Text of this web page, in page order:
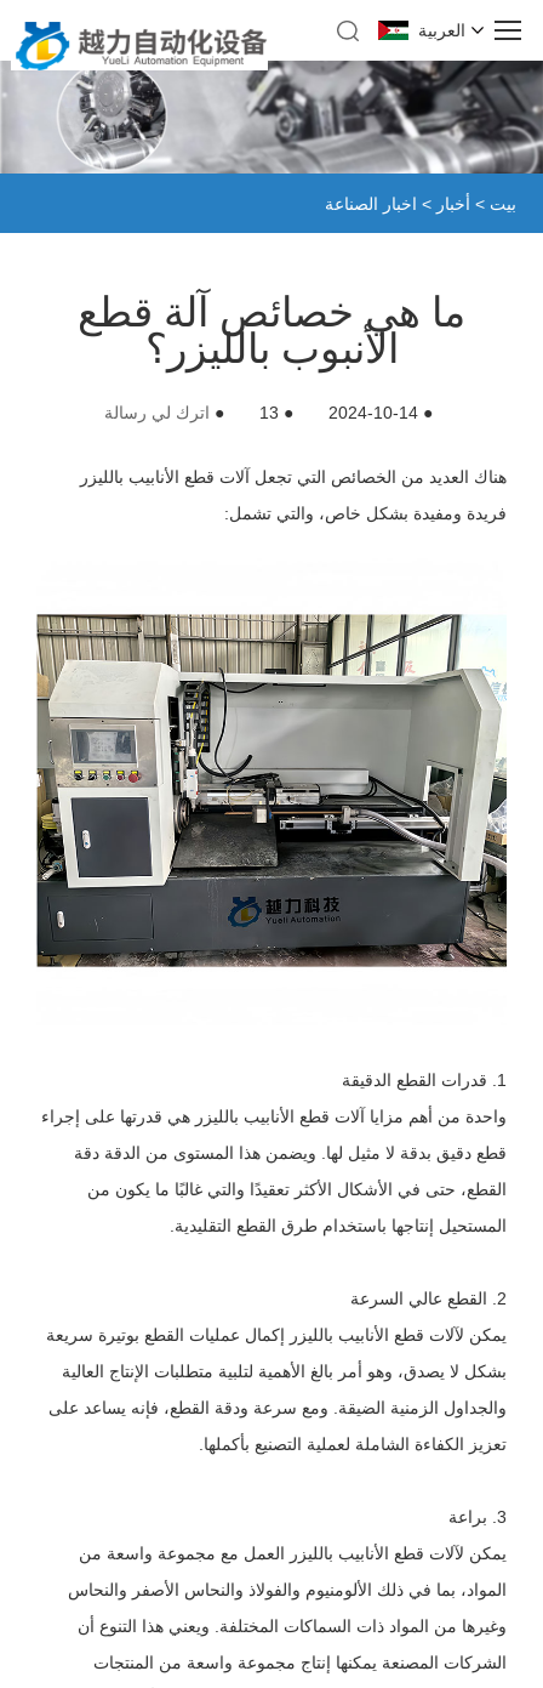
العربية
بيت > أخبار > اخبار الصناعة
ما هي خصائص آلة قطع
الأنبوب بالليزر؟
●
2024-10-14
●
13
● اترك لي رسالة
هناك العديد من الخصائص التي تجعل آلات قطع الأنابيب بالليزر
فريدة ومفيدة بشكل خاص، والتي تشمل:
1. قدرات القطع الدقيقة
واحدة من أهم مزايا آلات قطع الأنابيب بالليزر هي قدرتها على إجراء
قطع دقيق بدقة لا مثيل لها. ويضمن هذا المستوى من الدقة دقة
القطع، حتى في الأشكال الأكثر تعقيدًا والتي غالبًا ما يكون من
المستحيل إنتاجها باستخدام طرق القطع التقليدية.
2. القطع عالي السرعة
يمكن لآلات قطع الأنابيب بالليزر إكمال عمليات القطع بوتيرة سريعة
بشكل لا يصدق، وهو أمر بالغ الأهمية لتلبية متطلبات الإنتاج العالية
والجداول الزمنية الضيقة. ومع سرعة ودقة القطع، فإنه يساعد على
تعزيز الكفاءة الشاملة لعملية التصنيع بأكملها.
3. براعة
يمكن لآلات قطع الأنابيب بالليزر العمل مع مجموعة واسعة من
المواد، بما في ذلك الألومنيوم والفولاذ والنحاس الأصفر والنحاس
وغيرها من المواد ذات السماكات المختلفة. ويعني هذا التنوع أن
الشركات المصنعة يمكنها إنتاج مجموعة واسعة من المنتجات